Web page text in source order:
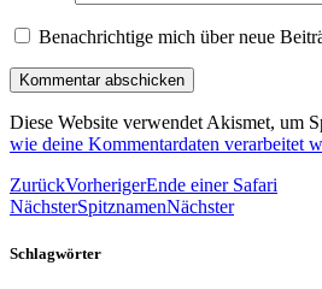
Benachrichtige mich über neue
Diese Website verwendet Akismet, um
wie deine Kommentardaten verarbeitet
ZurückVorherigerEnde einer Safari
NächsterSpitznamenNächster
Schlagwörter